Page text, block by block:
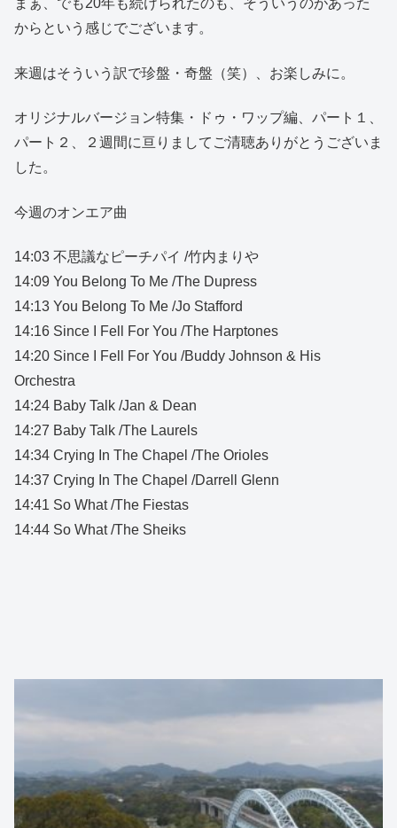
まぁ、でも20年も続けられたのも、そういうのがあった
からという感じでございます。
来週はそういう訳で珍盤・奇盤（笑）、お楽しみに。
オリジナルバージョン特集・ドゥ・ワップ編、パート１、
パート２、２週間に亘りましてご清聴ありがとうございま
した。
今週のオンエア曲
14:03 不思議なピーチパイ /竹内まりや
14:09 You Belong To Me /The Dupress
14:13 You Belong To Me /Jo Stafford
14:16 Since I Fell For You /The Harptones
14:20 Since I Fell For You /Buddy Johnson & His
Orchestra
14:24 Baby Talk /Jan & Dean
14:27 Baby Talk /The Laurels
14:34 Crying In The Chapel /The Orioles
14:37 Crying In The Chapel /Darrell Glenn
14:41 So What /The Fiestas
14:44 So What /The Sheiks